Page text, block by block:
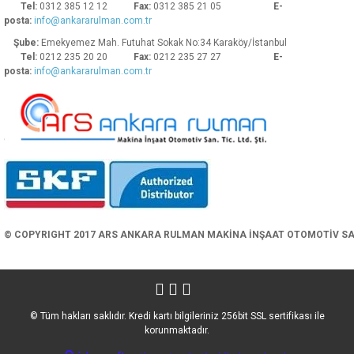
Tel: 0312 385 12 12 Fax: 0312 385 21 05
E-
posta: info@ankararulman.com.tr
Şube: Emekyemez Mah. Futuhat Sokak No:34 Karaköy/İstanbul
Tel: 0212 235 20 20 Fax: 0212 235 27 27
E-
posta: info@ankararulman.com.tr
© COPYRIGHT 2017 ARS ANKARA RULMAN MAKİNA İNŞAAT OTOMOTİV
© Tüm hakları saklıdır. Kredi kartı bilgileriniz 256bit SSL sertifikası ile
korunmaktadır.